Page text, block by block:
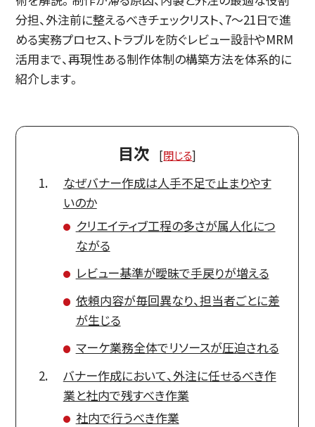
分担、外注前に整えるべきチェックリスト、7〜21日で進
める実務プロセス、トラブルを防ぐレビュー設計やMRM
活用まで、再現性ある制作体制の構築方法を体系的に
紹介します。
目次 [閉じる]
なぜバナー作成は人手不足で止まりやす
いのか
クリエイティブ工程の多さが属人化につ
ながる
レビュー基準が曖昧で手戻りが増える
依頼内容が毎回異なり、担当者ごとに差
が生じる
マーケ業務全体でリソースが圧迫される
バナー作成において、外注に任せるべき作
業と社内で残すべき作業
社内で行うべき作業